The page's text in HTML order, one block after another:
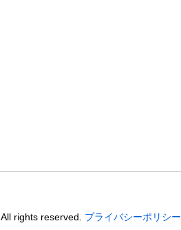
. All rights reserved. プライバシーポリシー